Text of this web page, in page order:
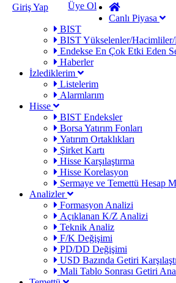
Giriş Yap
Üye Ol
Canlı Piyasa
BIST
BIST Yükselenler/
Endekse En Çok Etki Eden
Haberler
İzlediklerim
Listelerim
Alarmlarım
Hisse
BIST Endeksler
Borsa Yatırım Fonları
Yatırım Ortaklıkları
Şirket Kartı
Hisse Karşılaştırma
Hisse Korelasyon
Sermaye ve Temettü Hesap
Analizler
Formasyon Analizi
Açıklanan K/Z Analizi
Teknik Analiz
F/K Değişimi
PD/DD Değişimi
USD Bazında Getiri
Mali Tablo Sonrası Getiri